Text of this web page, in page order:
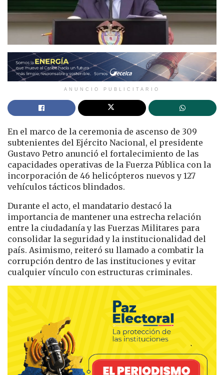
ANUNCIO PUBLICITARIO
En el marco de la ceremonia de ascenso de 309
subtenientes del Ejército Nacional, el presidente
Gustavo Petro anunció el fortalecimiento de las
capacidades operativas de la Fuerza Pública con la
incorporación de 46 helicópteros nuevos y 127
vehículos tácticos blindados.
Durante el acto, el mandatario destacó la
importancia de mantener una estrecha relación
entre la ciudadanía y las Fuerzas Militares para
consolidar la seguridad y la institucionalidad del
país. Asimismo, reiteró su llamado a combatir la
corrupción dentro de las instituciones y evitar
cualquier vínculo con estructuras criminales.